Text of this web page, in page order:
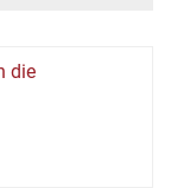
die